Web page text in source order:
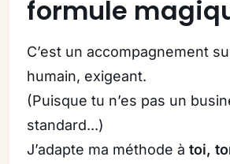
formule
C’est un accompagnement
humain, exigeant.
(Puisque tu n’es pas un
standard...)
J’adapte ma méthode àtoi,